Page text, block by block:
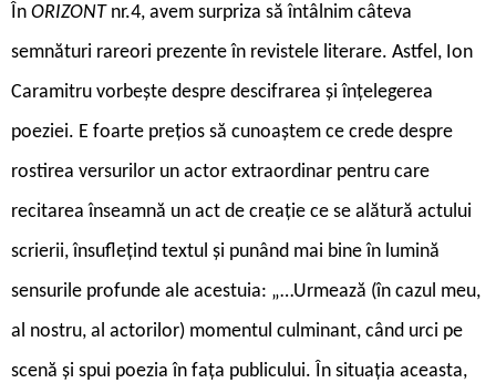
În ORIZONT nr.4, avem surpriza să întâlnim câteva
semnături rareori prezente în revistele literare. Astfel, Ion
Caramitru vorbește despre descifrarea și înțelegerea
poeziei. E foarte prețios să cunoaștem ce crede despre
rostirea versurilor un actor extraordinar pentru care
recitarea înseamnă un act de creație ce se alătură actului
scrierii, însuflețind textul și punând mai bine în lumină
sensurile profunde ale acestuia: „…Urmează (în cazul meu,
al nostru, al actorilor) momentul culminant, când urci pe
scenă și spui poezia în fața publicului. În situația aceasta,